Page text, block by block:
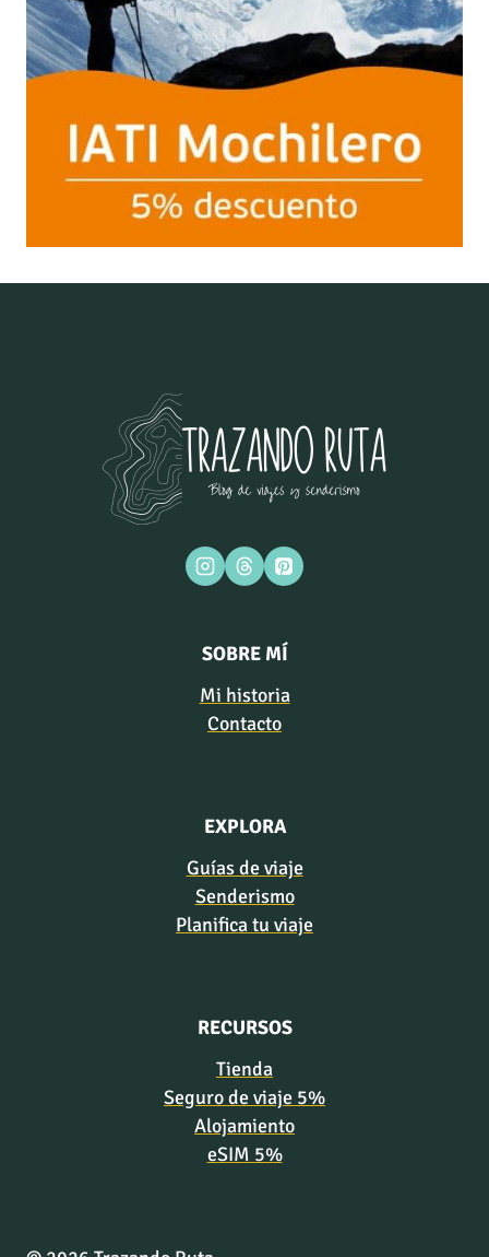
SOBRE MÍ
Mi historia
Contacto
EXPLORA
Guías de viaje
Senderismo
Planifica tu viaje
RECURSOS
Tienda
Seguro de viaje 5%
Alojamiento
eSIM 5%